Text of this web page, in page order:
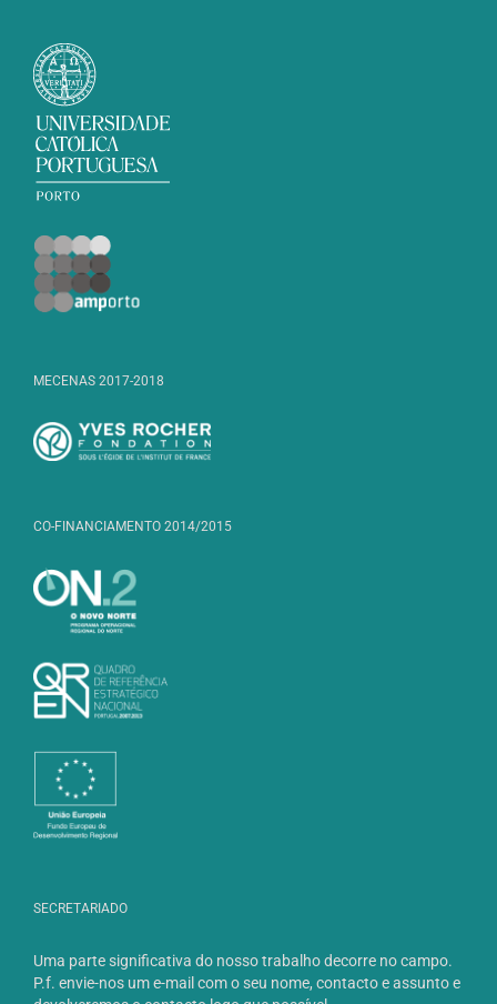
MECENAS 2017-2018
CO-FINANCIAMENTO 2014/2015
SECRETARIADO
Uma parte significativa do nosso trabalho decorre no campo.
P.f. envie-nos um e-mail com o seu nome, contacto e assunto e